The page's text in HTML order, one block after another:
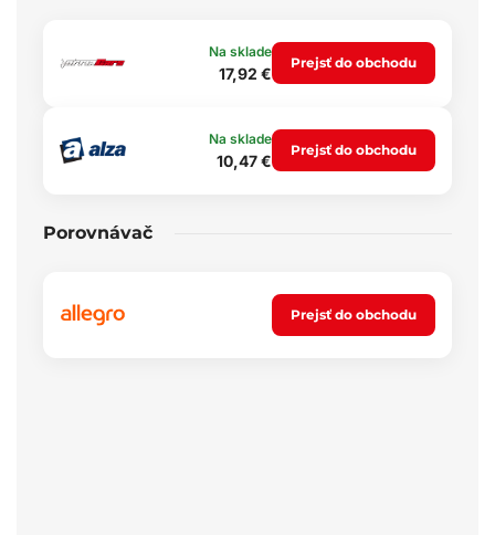
Na sklade
17,92 €
Prejsť do obchodu
Na sklade
10,47 €
Prejsť do obchodu
Porovnávač
Prejsť do obchodu